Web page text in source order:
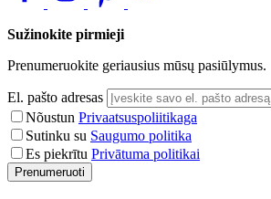
Sužinokite pirmieji
Prenumeruokite geriausius mūsų pasiūlymus.
El. pašto adresas
Nõustun Privaatsuspoliitikaga
Sutinku su Saugumo politika
Es piekrītu Privātuma politikai
Prenumeruoti